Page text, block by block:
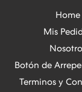
Home
Mis
Botón de
Terminos y